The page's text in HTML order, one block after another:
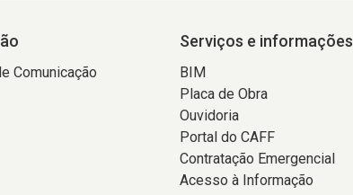
Comunicação
Serviços e informações
BIM
Placa de Obra
Ouvidoria
Portal do CAFF
Contratação Emergencial
Acesso à Informação